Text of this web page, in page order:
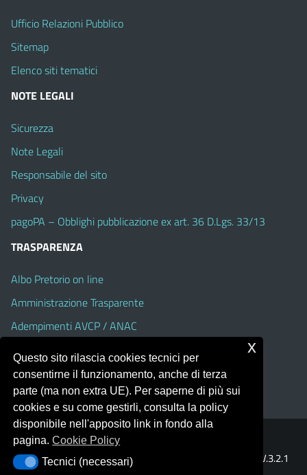
Ufficio Relazioni Pubblico
Sitemap
Elenco siti tematici
NOTE LEGALI
Sicurezza
Note Legali
Responsabile del sito
Privacy
pagoPA – Obblighi pubblicazione ex art. 36 D.Lgs. 33/13
TRASPARENZA
Albo Pretorio on line
Amministrazione Trasparente
Adempimenti AVCP / ANAC
Accesso Civico
Dichiarazione di accessibilità
Portale realizzato con la piattaforma
Template Italia configurato sul tema accessibile
V.3.2.1
Questo sito rilascia cookies tecnici per
consentirne il funzionamento, anche di terza
parte (ma non extra UE). Per saperne di più sui
cookies e su come gestirli, consulta la policy
disponibile nell'apposito link in fondo alla
pagina.Cookie Policy
Tecnici (necessari)
Tecnici (necessari)
x